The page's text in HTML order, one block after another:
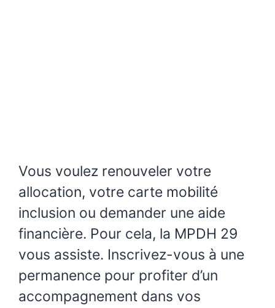
Vous voulez renouveler votre
allocation, votre carte mobilité
inclusion ou demander une aide
financière. Pour cela, la MPDH 29
vous assiste. Inscrivez-vous à une
permanence pour profiter d’un
accompagnement dans vos